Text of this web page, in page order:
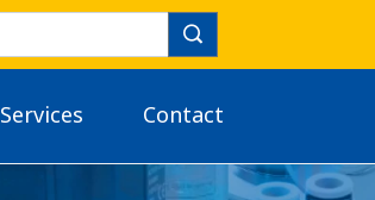
Services Contact